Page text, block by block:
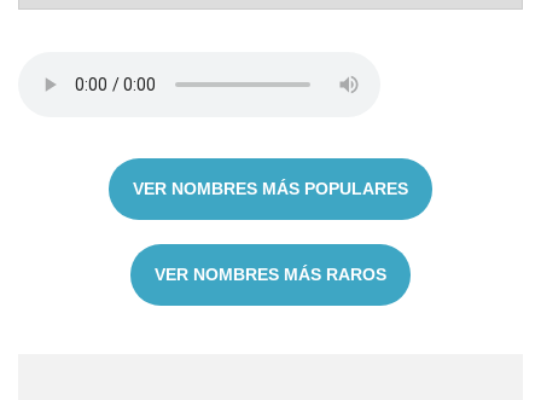
VER NOMBRES MÁS POPULARES
VER NOMBRES MÁS RAROS